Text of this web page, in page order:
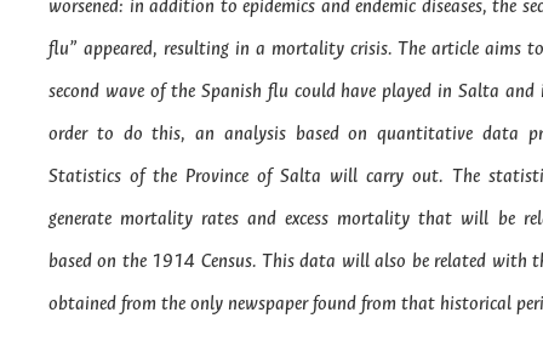
worsened: in addition to epidemics and endemic diseases, the
flu” appeared, resulting in a mortality crisis. The article aims
second wave of the Spanish flu could have played in Salta
order to do this, an analysis based on quantitative data
Statistics of the Province of Salta will carry out. The
generate mortality rates and excess mortality that will be
based on the 1914 Census. This data will also be related with
obtained from the only newspaper found from that historical